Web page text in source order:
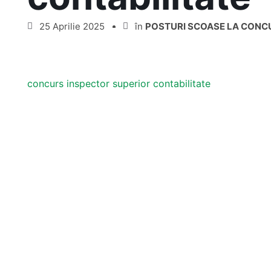
25 Aprilie 2025 în POSTURI SCOASE LA
concurs inspector superior contabilitate